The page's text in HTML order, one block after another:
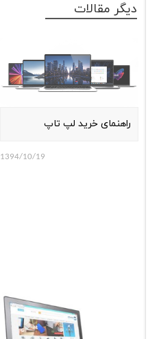
دیگر مقالات
راهنمای خرید لپ تاپ
1394/10/19